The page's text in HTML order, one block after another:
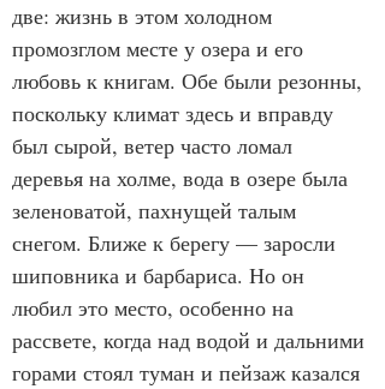
две: жизнь в этом холодном
промозглом месте у озера и его
любовь к книгам. Обе были резонны,
поскольку климат здесь и вправду
был сырой, ветер часто ломал
деревья на холме, вода в озере была
зеленоватой, пахнущей талым
снегом. Ближе к берегу — заросли
шиповника и барбариса. Но он
любил это место, особенно на
рассвете, когда над водой и дальними
горами стоял туман и пейзаж казался